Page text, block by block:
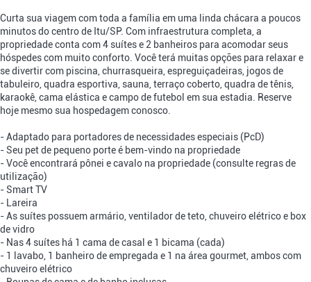
Curta sua viagem com toda a família em uma linda chácara a poucos
minutos do centro de Itu/SP. Com infraestrutura completa, a
propriedade conta com 4 suítes e 2 banheiros para acomodar seus
hóspedes com muito conforto. Você terá muitas opções para relaxar e
se divertir com piscina, churrasqueira, espreguiçadeiras, jogos de
tabuleiro, quadra esportiva, sauna, terraço coberto, quadra de tênis,
karaokê, cama elástica e campo de futebol em sua estadia. Reserve
hoje mesmo sua hospedagem conosco.
- Adaptado para portadores de necessidades especiais (PcD)
- Seu pet de pequeno porte é bem-vindo na propriedade
- Você encontrará pônei e cavalo na propriedade (consulte regras de
utilização)
- Smart TV
- Lareira
- As suítes possuem armário, ventilador de teto, chuveiro elétrico e box
de vidro
- Nas 4 suítes há 1 cama de casal e 1 bicama (cada)
- 1 lavabo, 1 banheiro de empregada e 1 na área gourmet, ambos com
chuveiro elétrico